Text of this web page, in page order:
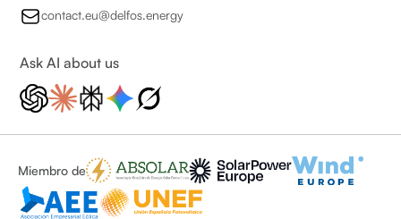
contact.eu@delfos.energy
Ask AI about us
Miembro de